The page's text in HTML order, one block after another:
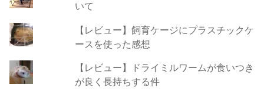
いて
【レビュー】飼育ケージにプラスチックケ
ースを使った感想
【レビュー】ドライミルワームが食いつき
が良く長持ちする件